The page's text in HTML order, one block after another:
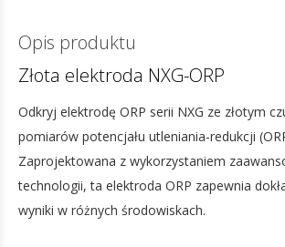
Opis produktu
Złota elektroda NXG-ORP
Odkryj elektrodę ORP serii NXG ze złotym
pomiarów potencjału utleniania-redukcji
Zaprojektowana z wykorzystaniem
technologii, ta elektroda ORP zapewnia
wyniki w różnych środowiskach.